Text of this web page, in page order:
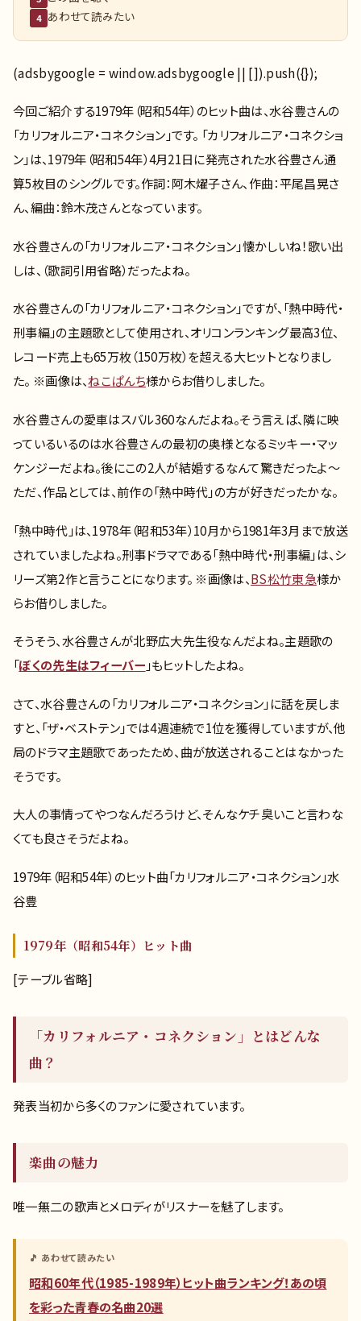
4 あわせて読みたい
(adsbygoogle = window.adsbygoogle || []).push({});
今回ご紹介する1979年（昭和54年）のヒット曲は、水谷豊さんの
「カリフォルニア・コネクション」です。 「カリフォルニア・コネクショ
ン」は、1979年（昭和54年）4月21日に発売された水谷豊さん通
算5枚目のシングルです。作詞：阿木燿子さん、作曲：平尾昌晃さ
ん、編曲：鈴木茂さんとなっています。
水谷豊さんの「カリフォルニア・コネクション」懐かしいね！歌い出
しは、（歌詞引用省略）だったよね。
水谷豊さんの「カリフォルニア・コネクション」ですが、「熱中時代・
刑事編」の主題歌として使用され、オリコンランキング最高3位、
レコード売上も65万枚（150万枚）を超える大ヒットとなりまし
た。 ※画像は、ねこぱんち様からお借りしました。
水谷豊さんの愛車はスバル360なんだよね。そう言えば、隣に映
っているいるのは水谷豊さんの最初の奥様となるミッキー・マッ
ケンジーだよね。後にこの2人が結婚するなんて驚きだったよ～
ただ、作品としては、前作の「熱中時代」の方が好きだったかな。
「熱中時代」は、1978年（昭和53年）10月から1981年3月まで放送
されていましたよね。刑事ドラマである「熱中時代・刑事編」は、シ
リーズ第2作と言うことになります。 ※画像は、BS松竹東急様か
らお借りしました。
そうそう、水谷豊さんが北野広大先生役なんだよね。主題歌の
「ぼくの先生はフィーバー 」もヒットしたよね。
さて、水谷豊さんの「カリフォルニア・コネクション」に話を戻しま
すと、「ザ・ベストテン」では4週連続で1位を獲得していますが、他
局のドラマ主題歌であったため、曲が放送されることはなかった
そうです。
大人の事情ってやつなんだろうけど、そんなケチ臭いこと言わな
くても良さそうだよね。
1979年（昭和54年）のヒット曲「カリフォルニア・コネクション」水
谷豊
1979年（昭和54年）ヒット曲
[テーブル省略]
「カリフォルニア・コネクション」とはどんな
曲？
発表当初から多くのファンに愛されています。
楽曲の魅力
唯一無二の歌声とメロディがリスナーを魅了します。
🎵 あわせて読みたい
昭和60年代（1985-1989年）ヒット曲ランキング！あの頃
を彩った青春の名曲20選